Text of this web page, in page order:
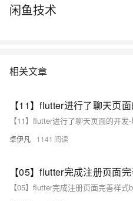
闲鱼技术
相关文章
卓伊凡 1141